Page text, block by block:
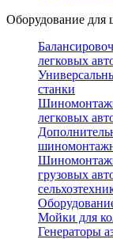
Оборудование для
легковых
станки
легковых
грузовых
Мойки для
Генераторы